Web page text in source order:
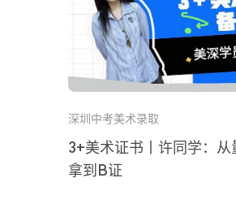
深圳中考美术录取
3+美术证书丨许同学：从
拿到B证